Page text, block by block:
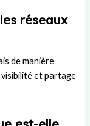
réseaux
de manière
visibilité et partage